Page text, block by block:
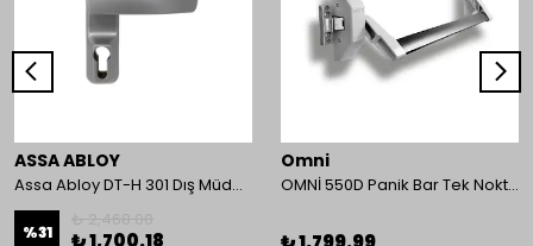
ASSA ABLOY
Assa Abloy DT-H 301 Dış Müdahale Kolu
%31 ₺ 1,700.18
Omni
OMNİ 550D Panik Bar Tek Nokta Yüzey Tip